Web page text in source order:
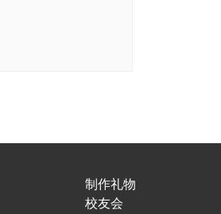
制作礼物
校友会